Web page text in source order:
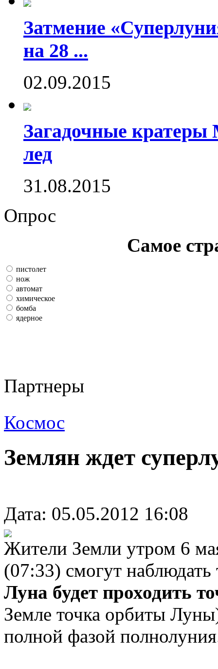
Затмение
на 28 ...
02.09.2015
Загадочные
лед
31.08.2015
Опрос
Самое
пистолет
нож
автомат
химическое
бомба
ядерное
Партнеры
Космос
Землян ждет
Дата: 05.05.2012 16:08
Жители Земли утром 6
(07:33) смогут
Луна будет проходить
Земле точка орбиты
полной фазой